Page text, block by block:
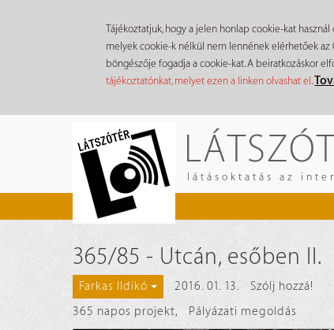
Tájékoztatjuk, hogy a jelen honlap cookie-kat
melyek cookie-k nélkül nem lennének elérhetőek az
böngészője fogadja a cookie-kat. A beiratkozáskor
tájékoztatónkat, melyet ezen a linken olvashat el.
látásoktatás az
365/85 - Utcán, esőben II.
Farkas Ildikó 2016. 01. 13.
Szólj hozzá!
365 napos projekt, Pályázati megoldás